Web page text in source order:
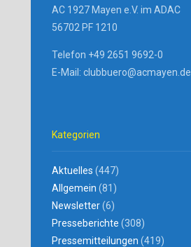
AC 1927 Mayen e.V. im ADAC
56702 PF 1210
Telefon +49 2651 9692-0
E-Mail: clubbuero@acmayen.de
Kategorien
Aktuelles (447)
Allgemein (81)
Newsletter(6)
Presseberichte (308)
Pressemitteilungen (419)